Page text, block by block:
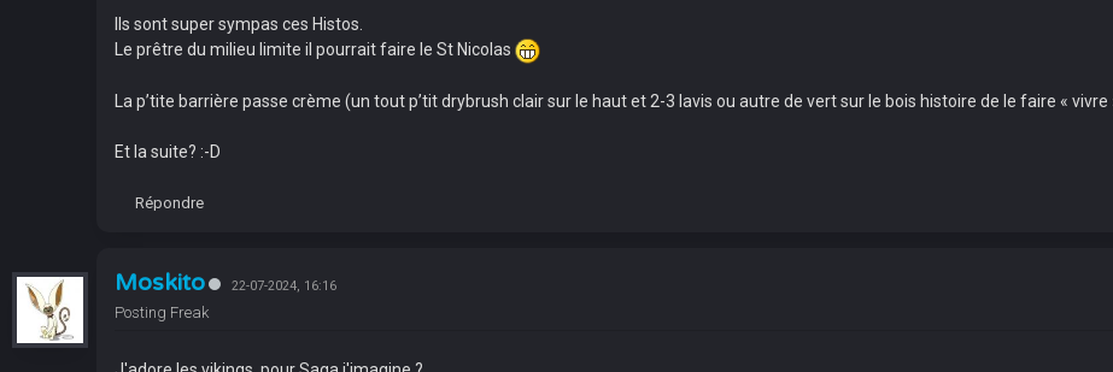
Ils sont super sympas ces Histos.
Le prêtre du milieu limite il pourrait faire le St Nicolas
La p’tite barrière passe crème (un tout p’tit drybrush clair sur le haut et 2-3 lavis ou autre de vert sur le bois histoire de le faire «
Et la suite? :-D
Répondre
Moskito 22-07-2024, 16:16
Posting Freak